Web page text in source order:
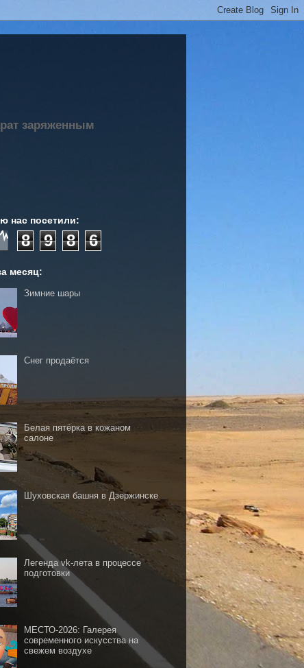
заряженным
нас посетили:
8 9 8 6
месяц:
Зимние шары
Снег продаётся
Белая пятёрка в кожаном
салоне
Шуховская башня в Дзержинске
Легенда vk-лета в процессе
подготовки
МЕСТО-2026: Галерея
современного искусства на
свежем воздухе